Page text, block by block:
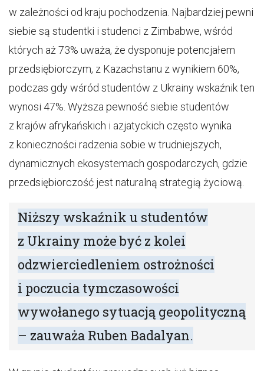
w zależności od kraju pochodzenia. Najbardziej pewni
siebie są studentki i studenci z Zimbabwe, wśród
których aż 73% uważa, że dysponuje potencjałem
przedsiębiorczym, z Kazachstanu z wynikiem 60%,
podczas gdy wśród studentów z Ukrainy wskaźnik ten
wynosi 47%. Wyższa pewność siebie studentów
z krajów afrykańskich i azjatyckich często wynika
z konieczności radzenia sobie w trudniejszych,
dynamicznych ekosystemach gospodarczych, gdzie
przedsiębiorczość jest naturalną strategią życiową.
Niższy wskaźnik u studentów
z Ukrainy może być z kolei
odzwierciedleniem ostrożności
i poczucia tymczasowości
wywołanego sytuacją geopolityczną
– zauważa Ruben Badalyan.